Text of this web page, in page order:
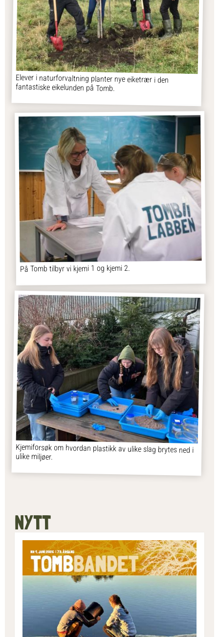
Elever i naturforvaltning planter nye eiketrær i den
fantastiske eikelunden på Tomb.
På Tomb tilbyr vi kjemi 1 og kjemi 2.
Kjemiforsøk om hvordan plastikk av ulike slag brytes ned i
ulike miljøer.
NYTT